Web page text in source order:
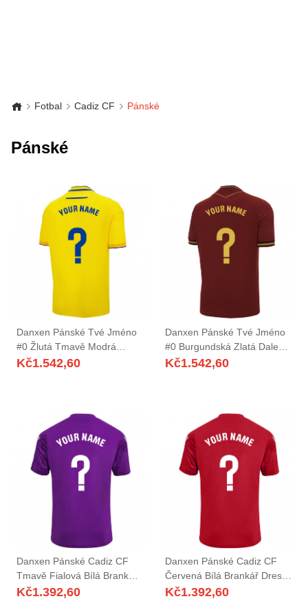
Fotbal Cadiz CF Pánské
Pánské
Danxen Pánské Tvé Jméno
#0 Žlutá Tmavě Modrá
Domů Hráčské Dresy
Kč1.542,60
Danxen Pánské Tvé Jméno
#0 Burgundská Zlatá Daleko
Hráčské Dresy 2025/26 Dres
Kč1.542,60
Danxen Pánské Cadiz CF
Tmavě Fialová Bílá Brankář
Dresy 2025/26 Dres
Kč1.392,60
Danxen Pánské Cadiz CF
Červená Bílá Brankář Dresy
2025/26 Dres
Kč1.392,60